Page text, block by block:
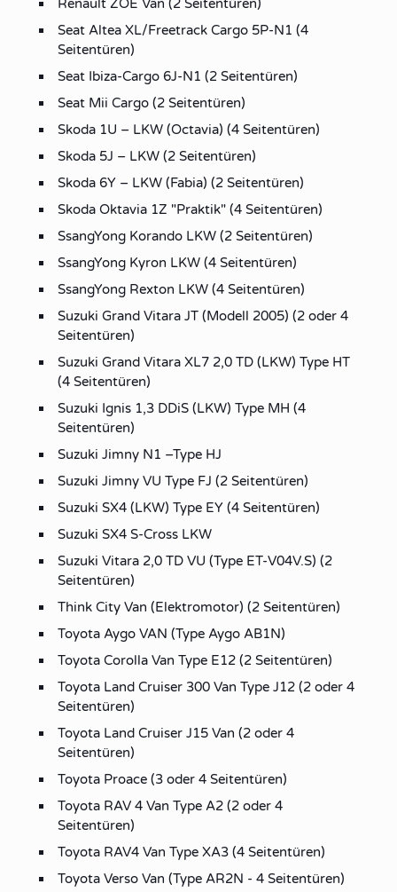
Renault ZOE Van (2 Seitentüren)
Seat Altea XL/Freetrack Cargo 5P-N1 (4
Seitentüren)
Seat Ibiza-Cargo 6J-N1 (2 Seitentüren)
Seat Mii Cargo (2 Seitentüren)
Skoda 1U – LKW (Octavia) (4 Seitentüren)
Skoda 5J – LKW (2 Seitentüren)
Skoda 6Y – LKW (Fabia) (2 Seitentüren)
Skoda Oktavia 1Z "Praktik" (4 Seitentüren)
SsangYong Korando LKW (2 Seitentüren)
SsangYong Kyron LKW (4 Seitentüren)
SsangYong Rexton LKW (4 Seitentüren)
Suzuki Grand Vitara JT (Modell 2005) (2 oder 4
Seitentüren)
Suzuki Grand Vitara XL7 2,0 TD (LKW) Type HT
(4 Seitentüren)
Suzuki Ignis 1,3 DDiS (LKW) Type MH (4
Seitentüren)
Suzuki Jimny N1 –Type HJ
Suzuki Jimny VU Type FJ (2 Seitentüren)
Suzuki SX4 (LKW) Type EY (4 Seitentüren)
Suzuki SX4 S-Cross LKW
Suzuki Vitara 2,0 TD VU (Type ET-V04V.S) (2
Seitentüren)
Think City Van (Elektromotor) (2 Seitentüren)
Toyota Aygo VAN (Type Aygo AB1N)
Toyota Corolla Van Type E12 (2 Seitentüren)
Toyota Land Cruiser 300 Van Type J12 (2 oder 4
Seitentüren)
Toyota Land Cruiser J15 Van (2 oder 4
Seitentüren)
Toyota Proace (3 oder 4 Seitentüren)
Toyota RAV 4 Van Type A2 (2 oder 4
Seitentüren)
Toyota RAV4 Van Type XA3 (4 Seitentüren)
Toyota Verso Van (Type AR2N - 4 Seitentüren)